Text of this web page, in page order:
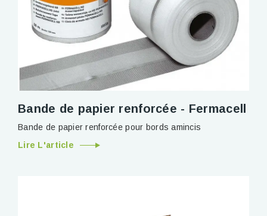
Bande de papier renforcée - Fermacell
Bande de papier renforcée pour bords amincis
Lire L'article